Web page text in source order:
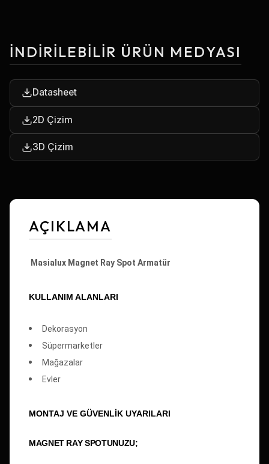
İNDIRILEBILIR ÜRÜN MEDYASI
Datasheet
2D Çizim
3D Çizim
AÇIKLAMA
Masialux Magnet Ray Spot Armatür
KULLANIM ALANLARI
Dekorasyon
Süpermarketler
Mağazalar
Evler
MONTAJ VE GÜVENLİK UYARILARI
MAGNET RAY SPOTUNUZU;